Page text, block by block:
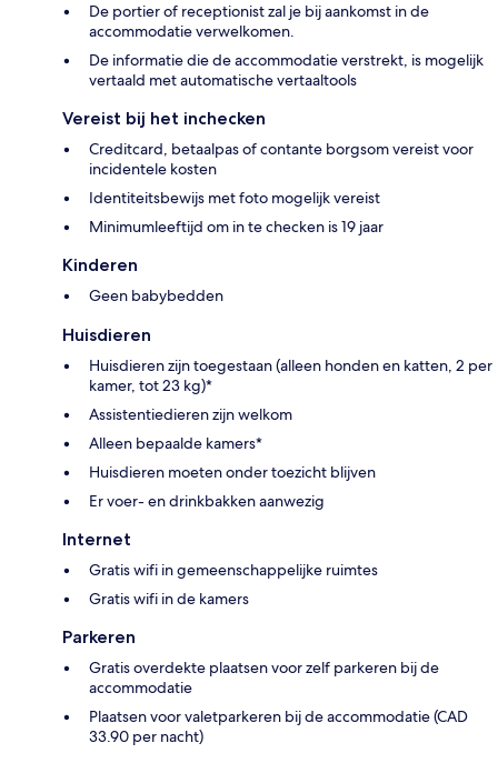
De portier of receptionist zal je bij aankomst in de
accommodatie verwelkomen.
De informatie die de accommodatie verstrekt, is mogelijk
vertaald met automatische vertaaltools
Vereist bij het inchecken
Creditcard, betaalpas of contante borgsom vereist voor
incidentele kosten
Identiteitsbewijs met foto mogelijk vereist
Minimumleeftijd om in te checken is 19 jaar
Kinderen
Geen babybedden
Huisdieren
Huisdieren zijn toegestaan (alleen honden en katten, 2 per
kamer, tot 23 kg)*
Assistentiedieren zijn welkom
Alleen bepaalde kamers*
Huisdieren moeten onder toezicht blijven
Er voer- en drinkbakken aanwezig
Internet
Gratis wifi in gemeenschappelijke ruimtes
Gratis wifi in de kamers
Parkeren
Gratis overdekte plaatsen voor zelf parkeren bij de
accommodatie
Plaatsen voor valetparkeren bij de accommodatie (CAD
33.90 per nacht)